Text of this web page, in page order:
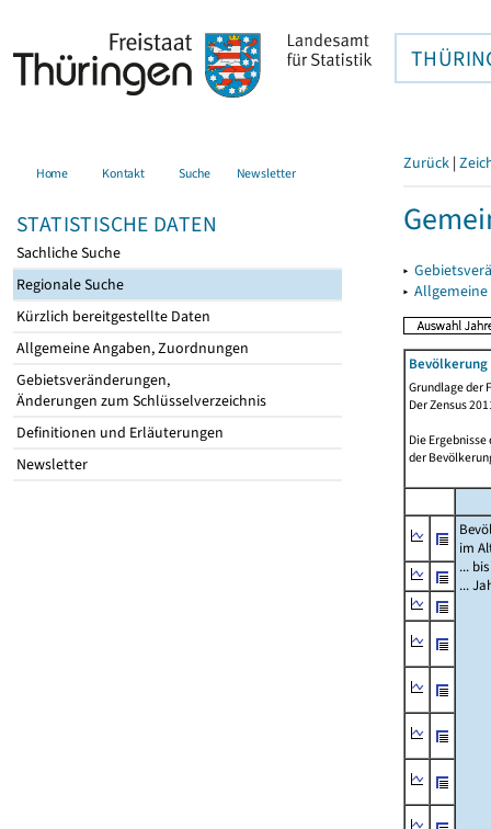
Home Kontakt Suche Newsletter
STATISTISCHE DATEN
Sachliche Suche
Regionale Suche
Kürzlich bereitgestellte Daten
Allgemeine Angaben, Zuordnungen
Gebietsveränderungen,
Änderungen zum Schlüsselverzeichnis
Definitionen und Erläuterungen
Newsletter
Zurück |
▸
▸
Grundlage der
Der Zensus
Die
der
im
...
...